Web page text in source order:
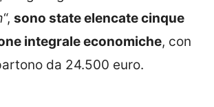
“, sono state elencate cinque
integrale economiche, con
da 24.500 euro.